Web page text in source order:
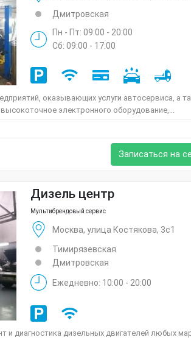
Дмитровская
Пн - Пт: 09:00 - 20:00
Сб: 09:00 - 17:00
оказывающих услуги автосервиса, а
электронного оборудование,...
Записаться на
Дизель центр
Мультибрендовый сервис
Москва, улица Костякова, 3с1
Тимирязевская
Дмитровская
Ежедневно: 10:00 - 20:00
и диагностика дизельных двигателей любых